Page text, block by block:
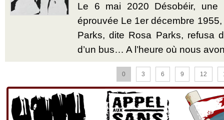
Le 6 mai 2020 Désobéir, une
éprouvée Le 1er décembre
Parks, dite Rosa Parks, refusa
d’un bus… A l’heure où nous
0 3 6 9 12